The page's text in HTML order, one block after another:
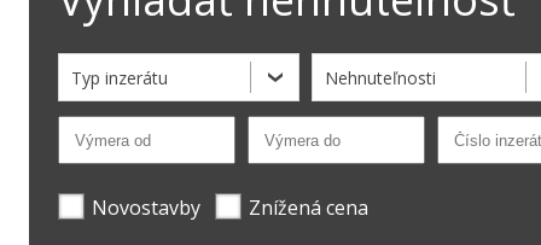
Typ inzerátu Nehnuteľnosti
Novostavby Znížená cena